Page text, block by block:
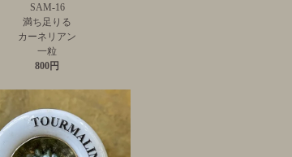
SAM-16
満ち足りる
カーネリアン
一粒
800円